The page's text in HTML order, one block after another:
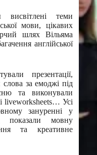
теми
мови, цікавих
шлях Вільяма
англійської
презентації,
слова за емоджі під
та виконували
liveworksheets… Усі
зануренні у
показали мовну
та креативне